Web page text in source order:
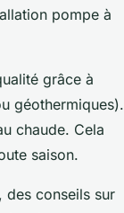
pompe à
grâce à
géothermiques).
chaude. Cela
saison.
des conseils sur